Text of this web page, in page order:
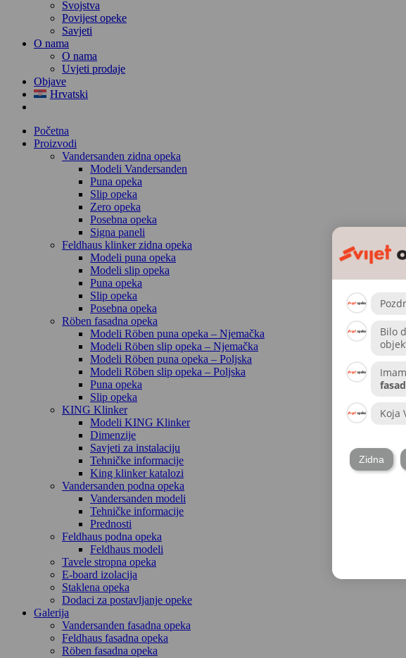
Svojstva
Povijest opeke
Savjeti
O nama
O nama
Uvjeti prodaje
Objave
Hrvatski
Početna
Proizvodi
Vandersanden zidna opeka
Modeli Vandersanden
Puna opeka
Slip opeka
Zero opeka
Posebna opeka
Signa paneli
Feldhaus klinker zidna opeka
Modeli puna opeka
Modeli slip opeka
Puna opeka
Slip opeka
Posebna opeka
Röben fasadna opeka
Modeli Röben puna opeka – Njemačka
Modeli Röben slip opeka – Njemačka
Modeli Röben puna opeka – Poljska
Modeli Röben slip opeka – Poljska
Puna opeka
Slip opeka
KING Klinker
Modeli KING Klinker
Dimenzije
Savjeti za instalaciju
Tehničke informacije
King klinker katalozi
Vandersanden podna opeka
Vandersanden modeli
Tehničke informacije
Prednosti
Feldhaus podna opeka
Feldhaus modeli
Tavele stropna opeka
E-board izolacija
Staklena opeka
Dodaci za postavljanje opeke
Galerija
Vandersanden fasadna opeka
Feldhaus fasadna opeka
Röben fasadna opeka